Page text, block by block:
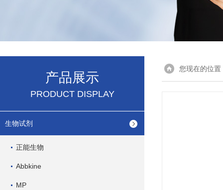
产品展示
PRODUCT DISPLAY
生物试剂
正能生物
Abbkine
MP
您现在的位置